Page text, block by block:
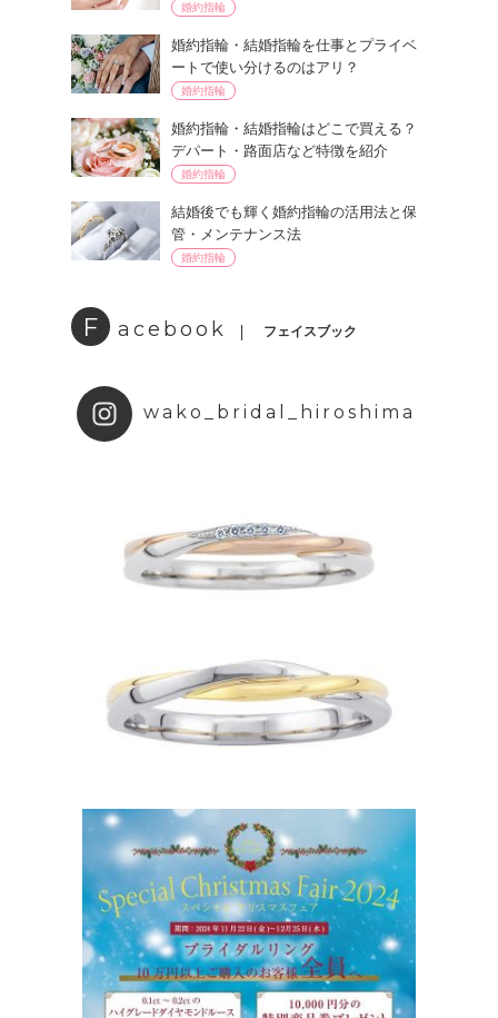
婚約指輪
婚約指輪・結婚指輪を仕事とプライベ
ートで使い分けるのはアリ？
婚約指輪
婚約指輪・結婚指輪はどこで買える？
デパート・路面店など特徴を紹介
婚約指輪
結婚後でも輝く婚約指輪の活用法と保
管・メンテナンス法
婚約指輪
F acebook フェイスブック
wako_bridal_hiroshima